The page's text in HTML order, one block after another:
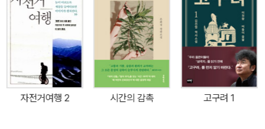
떤 이의 글보다 더욱 생생하게 우리 삶의 모습들이 녹아 있다. 그의 문
장 속에서, 길과 풍경과 우리네 삶의 모습은 따로 떨어져 있지 않다.
그것들은 만났다가 갈라서고 다시 엉기어 하나가 되었다가 또다시 저
만의 것이 된다. 봄은 이 산에 찾아오는 것이 아니고 이 산을 떠나는
것도 아니었다. 봄은 늘 거기에 머물러 있는데, 다만 지금은 겨울일 뿐
이다. 봄은 숨어 있던 운명의 모습들을 가차없이 드러내 보이고, 거기
에 마음이 부대끼는 사람들은 봄빛 속에서 몸이 파리하게 마른다. 봄
자전거여행 2 시간의 감촉 고구려 1